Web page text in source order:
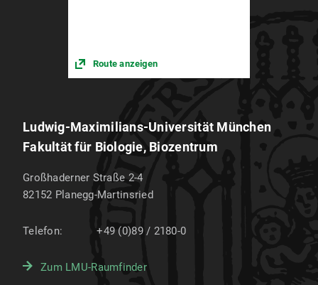
Route anzeigen
Ludwig-Maximilians-Universität München
Fakultät für Biologie, Biozentrum
Großhaderner Straße 2-4
82152 Planegg-Martinsried
Telefon: +49 (0)89 / 2180-0
Zum LMU-Raumfinder